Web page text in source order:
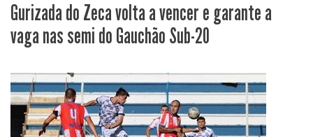
Gurizada do Zeca volta a vencer e garante a
vaga nas semi do Gauchão Sub-20